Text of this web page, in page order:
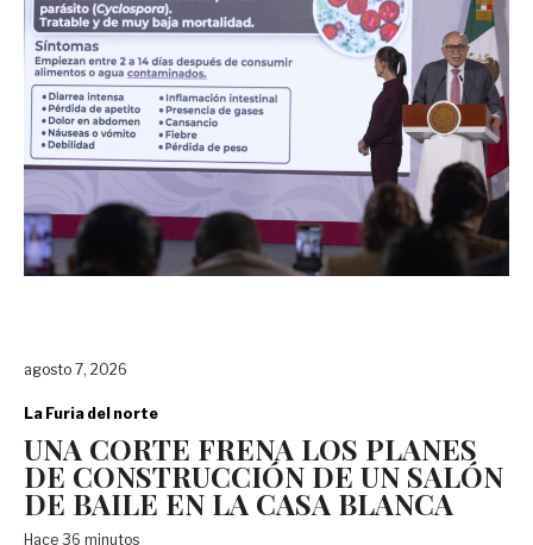
agosto 7, 2026
La Furia del norte
UNA CORTE FRENA LOS PLANES
DE CONSTRUCCIÓN DE UN SALÓN
DE BAILE EN LA CASA BLANCA
Hace 36 minutos